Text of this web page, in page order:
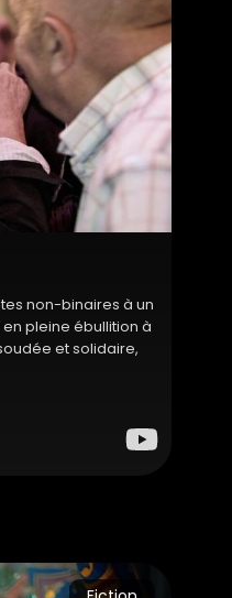
non-binaires à un
pleine ébullition à
et solidaire,